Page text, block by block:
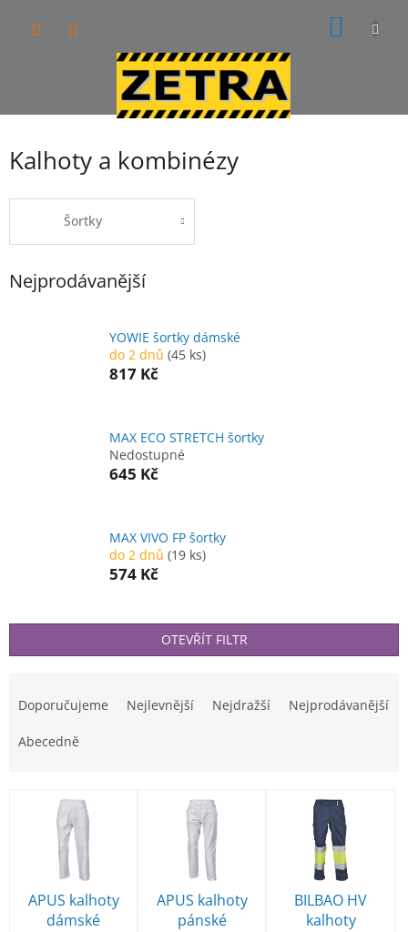
Kalhoty a kombinézy
Šortky
Nejprodávanější
YOWIE šortky dámské
do 2 dnů (45 ks)
817 Kč
MAX ECO STRETCH šortky
Nedostupné
645 Kč
MAX VIVO FP šortky
do 2 dnů (19 ks)
574 Kč
OTEVŘÍT FILTR
Doporučujeme Nejlevnější Nejdražší Nejprodávanější
Abecedně
APUS kalhoty
dámské
APUS kalhoty
pánské
BILBAO HV
kalhoty